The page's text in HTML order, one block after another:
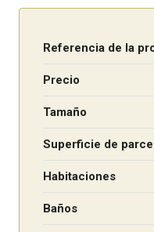
Referencia de la
Precio
Tamaño
Superficie de
Habitaciones
Baños